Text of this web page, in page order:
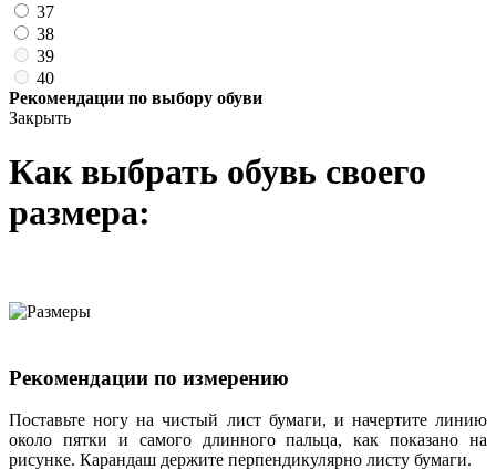
37
38
39
40
Рекомендации по выбору обуви
Закрыть
Как выбрать обувь своего
размера:
Рекомендации по измерению
Поставьте ногу на чистый лист бумаги, и начертите линию
около пятки и самого длинного пальца, как показано на
рисунке. Карандаш держите перпендикулярно листу бумаги.